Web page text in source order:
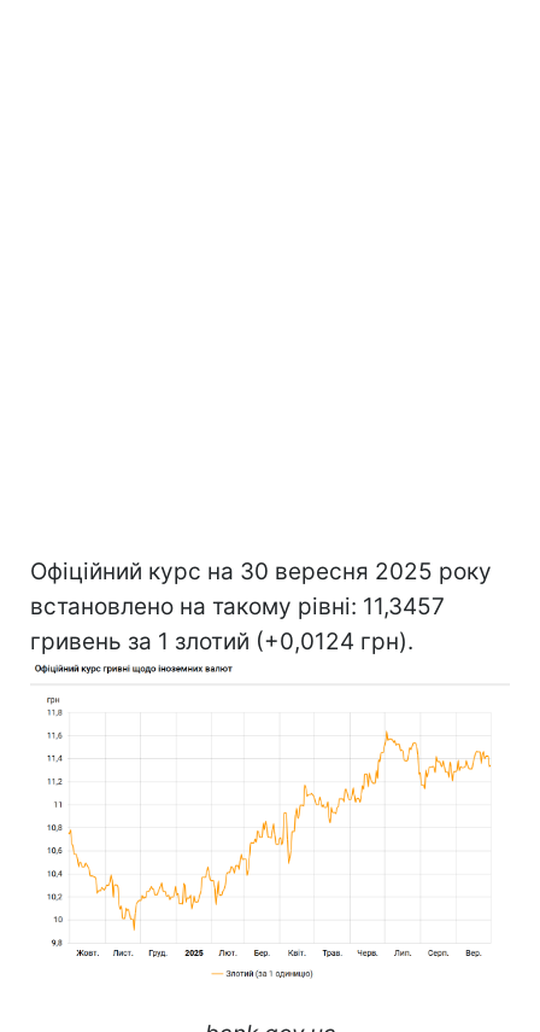
Офіційний курс на 30 вересня 2025 року
встановлено на такому рівні: 11,3457
гривень за 1 злотий (+0,0124 грн).